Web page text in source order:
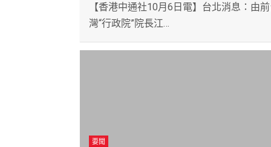
【香港中通社10月6日電】台北消息：由
灣“行政院”院長江…
要聞